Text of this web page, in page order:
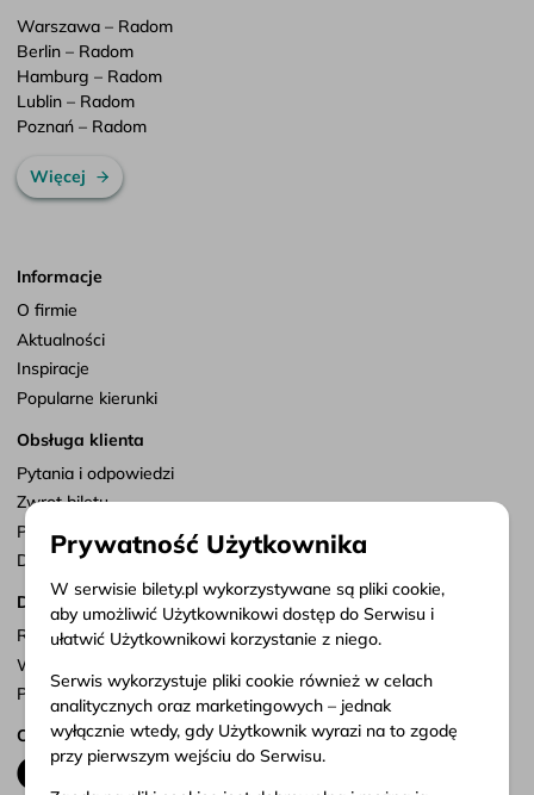
Warszawa – Radom
Berlin – Radom
Hamburg – Radom
Lublin – Radom
Poznań – Radom
Więcej
Informacje
O firmie
Aktualności
Inspiracje
Popularne kierunki
Obsługa klienta
Pytania i odpowiedzi
Zwrot biletu
Punkty sprzedaży
Dostosuj zgody
Dokumenty
Regulamin serwisu
Warunki przewozu
Polityka prywatności
Obserwuj nas
Prywatność Użytkownika
W serwisie bilety.pl wykorzystywane są pliki cookie,
aby umożliwić Użytkownikowi dostęp do Serwisu i
ułatwić Użytkownikowi korzystanie z niego.
Serwis wykorzystuje pliki cookie również w celach
analitycznych oraz marketingowych – jednak
wyłącznie wtedy, gdy Użytkownik wyrazi na to zgodę
przy pierwszym wejściu do Serwisu.